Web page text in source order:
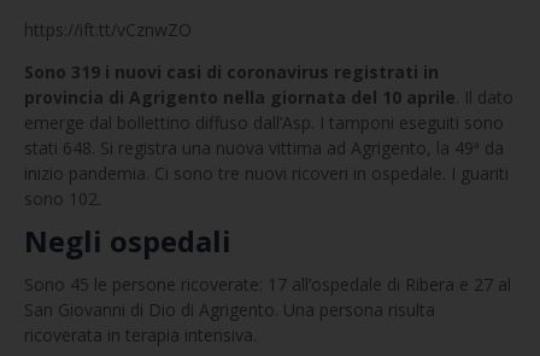
https://ift.tt/vCznwZO
Sono 319 i nuovi casi di coronavirus registrati in
provincia di Agrigento nella giornata del 10 aprile. Il dato
emerge dal bollettino diffuso dall’Asp. I tamponi eseguiti sono
stati 648. Si registra una nuova vittima ad Agrigento, la 49ª da
inizio pandemia. Ci sono tre nuovi ricoveri in ospedale. I guariti
sono 102.
Negli ospedali
Sono 45 le persone ricoverate: 17 all’ospedale di Ribera e 27 al
San Giovanni di Dio di Agrigento. Una persona risulta
ricoverata in terapia intensiva.